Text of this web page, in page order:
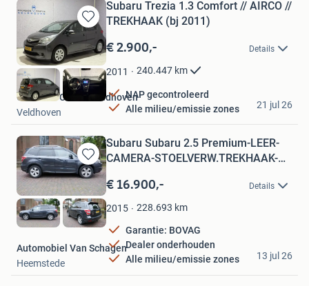
Bewaren
in
Mijn
Favorieten
Subaru Trezia 1.3 Comfort // AIRCO //
TREKHAAK (bj 2011)
€ 2.900,- Details
2011 240.447 km
NAP gecontroleerd
Alle milieu/emissie zones
Occasion Center Veldhoven
Veldhoven
21 jul 26
Bewaren
in
Mijn
Favorieten
Subaru Subaru 2.5 Premium-LEER-
CAMERA-STOELVERW.TREKHAAK-
€ 16.900,- Details
2015 228.693 km
Garantie: BOVAG
Dealer onderhouden
Alle milieu/emissie zones
Automobiel Van Schagen
Heemstede
13 jul 26